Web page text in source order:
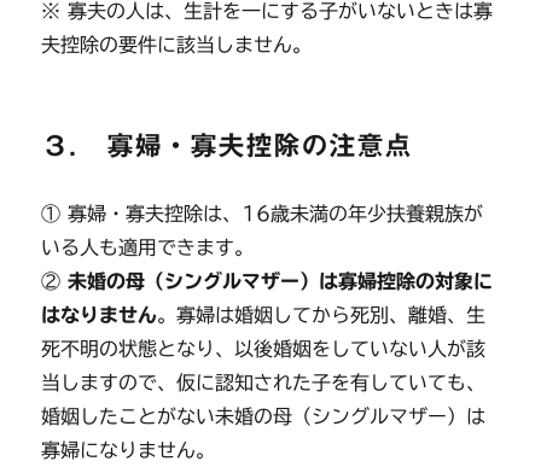
※ 寡夫の人は、生計を一にする子がいないときは寡
夫控除の要件に該当しません。
３． 寡婦・寡夫控除の注意点
① 寡婦・寡夫控除は、16歳未満の年少扶養親族が
いる人も適用できます。
② 未婚の母（シングルマザー）は寡婦控除の対象に
はなりません。寡婦は婚姻してから死別、離婚、生
死不明の状態となり、以後婚姻をしていない人が該
当しますので、仮に認知された子を有していても、
婚姻したことがない未婚の母（シングルマザー）は
寡婦になりません。